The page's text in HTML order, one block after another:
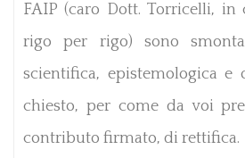
FAIP (caro Dott. Torricelli,
rigo per rigo) sono
scientifica, epistemologica
chiesto, per come da voi
contributo firmato, di rettifica.